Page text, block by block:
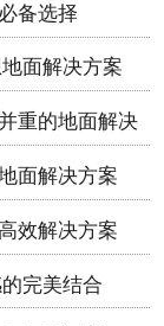
备选择
面解决方案
重的地面解决
面解决方案
效解决方案
完美结合